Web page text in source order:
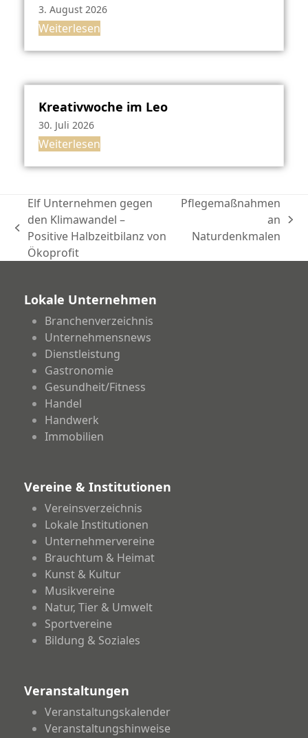
3. August 2026
Weiterlesen
Kreativwoche im Leo
30. Juli 2026
Weiterlesen
vorheriger
Beitrag:
Elf Unternehmen gegen
den Klimawandel –
Positive Halbzeitbilanz von
Ökoprofit
Beitrag:
Pflegemaßnahmen
an
Naturdenkmalen
Lokale Unternehmen
Branchenverzeichnis
Unternehmensnews
Dienstleistung
Gastronomie
Gesundheit/Fitness
Handel
Handwerk
Immobilien
Vereine & Institutionen
Vereinsverzeichnis
Lokale Institutionen
Unternehmervereine
Brauchtum & Heimat
Kunst & Kultur
Musikvereine
Natur, Tier & Umwelt
Sportvereine
Bildung & Soziales
Veranstaltungen
Veranstaltungskalender
Veranstaltungshinweise